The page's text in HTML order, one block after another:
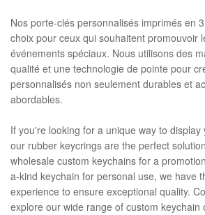
Nos porte-clés personnalisés imprimés en
choix pour ceux qui souhaitent promouvoir
événements spéciaux. Nous utilisons des
qualité et une technologie de pointe pour
personnalisés non seulement durables et
abordables.
If you're looking for a unique way to
our rubber keycrings are the perfect
wholesale custom keychains for a
a-kind keychain for personal use, we have
experience to ensure exceptional quality.
explore our wide range of custom keychain